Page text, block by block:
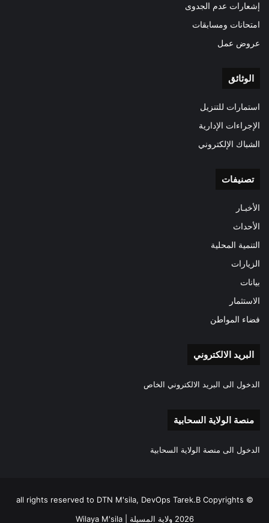
إشعارات عدم الجدوى
امتحانات ومسابقات
عروض عمل
الوثائق
استمارات للتنزيل
الإجراءات الإدارية
الشباك الإلكتروني
تصنيفات
الأخبـار
الأحداث
التنمية المحلية
الزيارات
بيانات
الاستثمار
فضاء المواطن
البريد الالكتروني
الدخول الى البريد الالكتروني الخاص
منصة الولاية السحابية
الدخول الى منصة الولاية السحابية
all rights reserved to DTN M'sila, DevOps Tarek.B Copyrights ©
2026 ولاية المسيلة | Wilaya M'sila